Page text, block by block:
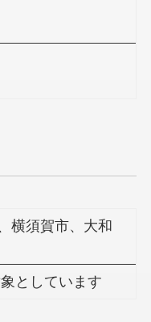
横須賀市、大和
としています